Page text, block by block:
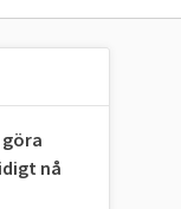
nå